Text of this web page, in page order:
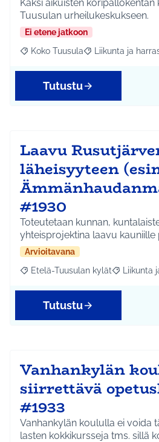
Kaksi aikuisten koripallokentän
Tuusulan urheilukeskukseen.
Ei etene jatkoon
Rajaa tulokset aihepiirin mukaan:
Koko Tuusula Rajaa tulokset
Liikunta ja
Tutustu
Laavu
läheisyyteen
#1930
Toteutetaan kunnan,
yhteisprojektina laavu kauniille
Arvioitavana
Rajaa tulokset aihepiirin mukaan:
Etelä-Tuusulan kylät RajaaLiikunta
Tutustu
Vanhankylän
siirrettävä
#1933
Vanhankylän koululla ei voida
lasten kokkikursseja tms. sillä